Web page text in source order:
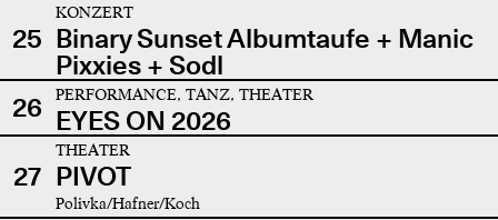
25
KONZERT
Binary Sunset Albumtaufe + Manic
Pixxies + Sodl
26
PERFORMANCE, TANZ, THEATER
EYES ON 2026
27
THEATER
PIVOT
Polivka/Hafner/Koch